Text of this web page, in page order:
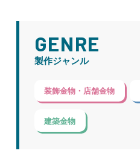
GENRE
製作ジャンル
装飾金物・店舗金物
建築金物